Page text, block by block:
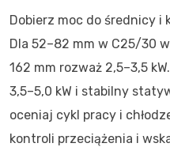
Dobierz moc do średnicy i
Dla 52–82 mm w C25/30
162 mm rozważ 2,5–3,5
3,5–5,0 kW i stabilny
oceniaj cykl pracy i
kontroli przeciążenia i